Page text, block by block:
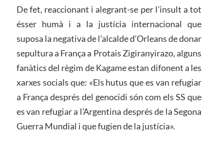
De fet, reaccionant i alegrant-se per l’insult a tot
ésser humà i a la justícia internacional que
suposa la negativa de l’alcalde d’Orleans de donar
sepultura a França a Protais Zigiranyirazo, alguns
fanàtics del règim de Kagame estan difonent a les
xarxes socials que: «Els hutus que es van refugiar
a França després del genocidi són com els SS que
es van refugiar a l’Argentina després de la Segona
Guerra Mundial i que fugien de la justícia».